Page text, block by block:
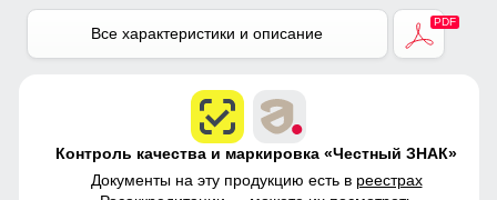
Полиэстер, Плащевка,
Тефлон
Все характеристики и описание
Контроль качества и маркировка «Честный ЗНАК»
Документы на эту продукцию есть в реестрах